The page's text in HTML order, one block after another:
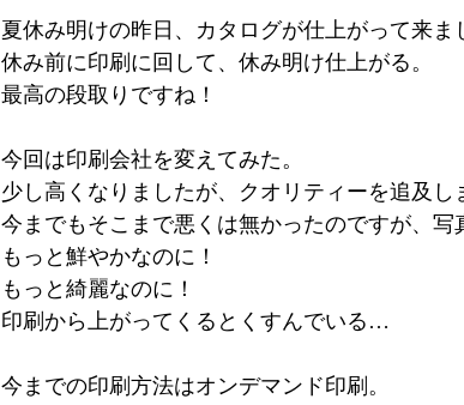
夏休み明けの昨日、カタログが仕上がって来ま
休み前に印刷に回して、休み明け仕上がる。
最高の段取りですね！
今回は印刷会社を変えてみた。
少し高くなりましたが、クオリティーを追及し
今までもそこまで悪くは無かったのですが、写
もっと鮮やかなのに！
もっと綺麗なのに！
印刷から上がってくるとくすんでいる…
今までの印刷方法はオンデマンド印刷。